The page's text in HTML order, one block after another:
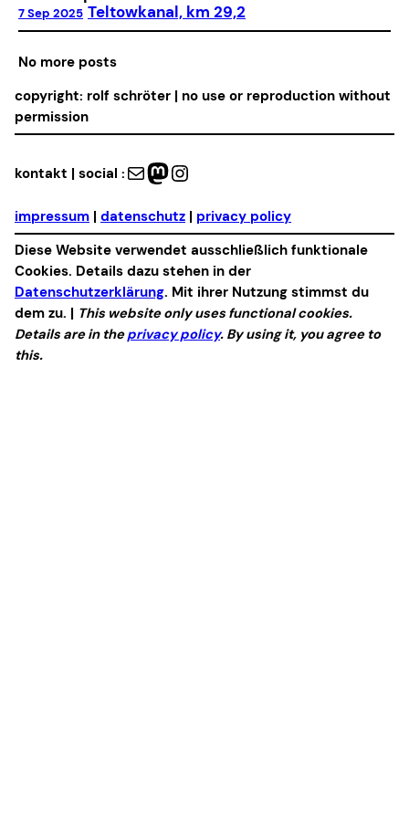
7 Sep 2025 Teltowkanal, km 29,2
No more posts
copyright: rolf schröter | no use or reproduction without
permission
kontakt | social : Mail Mastodon Instagram
impressum | datenschutz | privacy policy
Diese Website verwendet ausschließlich funktionale
Cookies. Details dazu stehen in der
Datenschutzerklärung. Mit ihrer Nutzung stimmst du
dem zu. | This website only uses functional cookies.
Details are in theprivacy policy. By using it, you agree to
this.